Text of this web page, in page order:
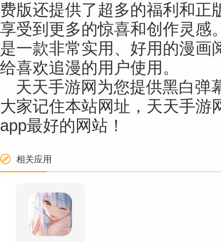
费版还提供了超多的福利和正
享受到更多的惊喜和创作灵感
是一款非常实用、好用的漫画
给喜欢追漫的用户使用。
天天手游网为您提供黑白弹
大家记住本站网址，天天手游
app最好的网站！
相关应用